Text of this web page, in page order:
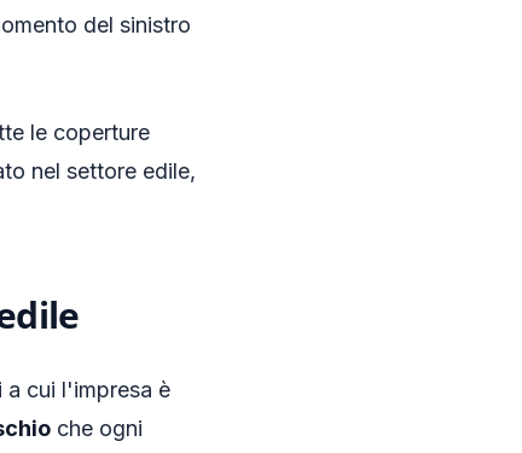
del sinistro
le coperture
nel settore edile,
a cui l'impresa è
che ogni